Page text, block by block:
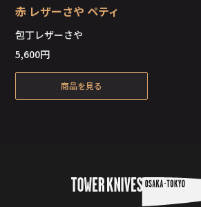
赤 レザーさや ペティ
包丁レザーさや
5,600円
商品を見る